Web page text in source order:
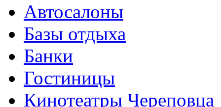
Автосалоны
Базы отдыха
Банки
Гостиницы
Кинотеатры Череповца